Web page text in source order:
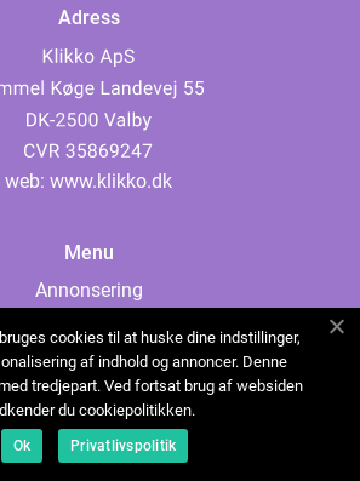
Adress
web: www.klikko.dk
Menu
Annonsering
Cookies
Kontakta oss
Sitemap
cookies til at huske dine indstillinger,
af indhold og annoncer. Denne
tredjepart. Ved fortsat brug af websiden
du cookiepolitikken.
Ok Privatlivspolitik